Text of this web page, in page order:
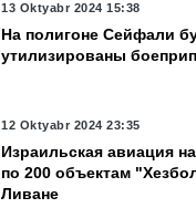
13 Oktyabr 2024 15:38
На полигоне Сейфали
утилизированы
12 Oktyabr 2024 23:35
Израильская авиация
по 200 объектам
Ливане